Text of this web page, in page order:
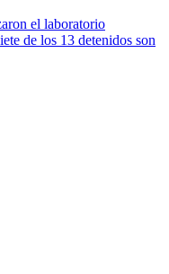
el laboratorio
de los 13 detenidos son